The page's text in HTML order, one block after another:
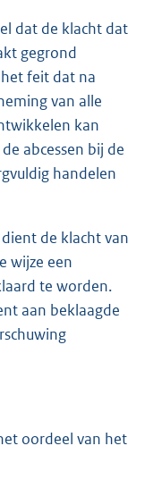
dat de klacht dat
gegrond
feit dat na
van alle
kan
abcessen bij de
handelen
de klacht van
wijze een
te worden.
aan beklaagde
oordeel van het